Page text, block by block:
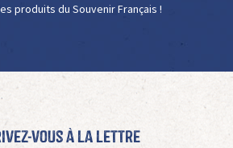
produits du Souvenir Français !
vous à La Lettre